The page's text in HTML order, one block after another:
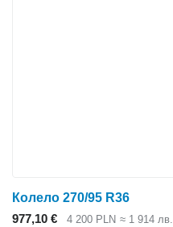
Колело 270/95 R36
977,10 €
4 200 PLN ≈ 1 914 лв.